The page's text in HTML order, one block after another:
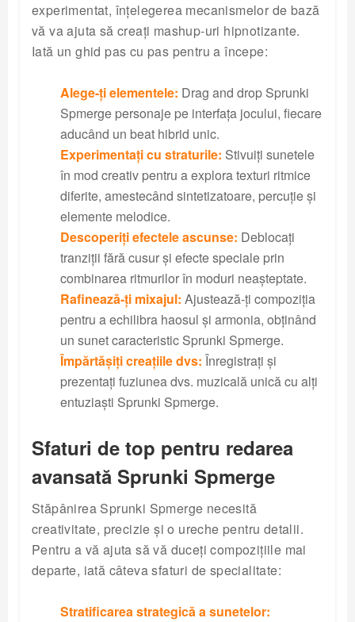
experimentat, înțelegerea mecanismelor de bază
vă va ajuta să creați mashup-uri hipnotizante.
Iată un ghid pas cu pas pentru a începe:
Alege-ți elementele: Drag and drop Sprunki
Spmerge personaje pe interfața jocului, fiecare
aducând un beat hibrid unic.
Experimentați cu straturile: Stivuiți sunetele
în mod creativ pentru a explora texturi ritmice
diferite, amestecând sintetizatoare, percuție și
elemente melodice.
Descoperiți efectele ascunse: Deblocați
tranziții fără cusur și efecte speciale prin
combinarea ritmurilor în moduri neașteptate.
Rafinează-ți mixajul: Ajustează-ți compoziția
pentru a echilibra haosul și armonia, obținând
un sunet caracteristic Sprunki Spmerge.
Împărtășiți creațiile dvs: Înregistrați și
prezentați fuziunea dvs. muzicală unică cu alți
entuziaști Sprunki Spmerge.
Sfaturi de top pentru redarea
avansată Sprunki Spmerge
Stăpânirea Sprunki Spmerge necesită
creativitate, precizie și o ureche pentru detalii.
Pentru a vă ajuta să vă duceți compozițiile mai
departe, iată câteva sfaturi de specialitate:
Stratificarea strategică a sunetelor: